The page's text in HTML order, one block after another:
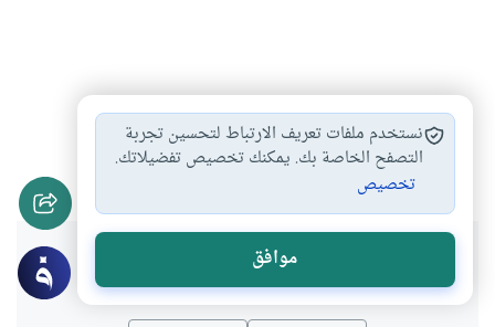
محو الأمية #خصائص الإسلام #نزول الوحي
محمد صلى الله…
هل انتفعت بهذا المحتوى؟
نستخدم ملفات تعريف الارتباط لتحسين تجربة
التصفح الخاصة بك. يمكنك تخصيص تفضيلاتك.
تخصيص
موافق